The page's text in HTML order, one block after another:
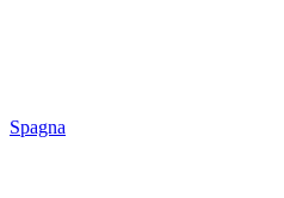
Spagna